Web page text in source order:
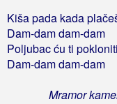
Kiša pada kada
Dam-dam dam-dam
Poljubac ću ti pokloniti
Dam-dam dam-dam
Mramor